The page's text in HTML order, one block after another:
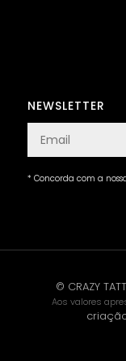
NEWSLETTER
* Concorda com a
© CRAZY
Aos valores